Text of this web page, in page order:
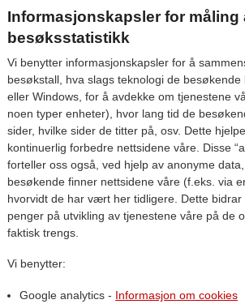
Informasjonskapsler for måling
besøksstatistikk
Vi benytter informasjonskapsler for å
besøkstall, hva slags teknologi de
eller Windows, for å avdekke om tjenestene
noen typer enheter), hvor lang tid de
sider, hvilke sider de titter på, osv. Dette
kontinuerlig forbedre nettsidene våre. Disse
forteller oss også, ved hjelp av anonyme
besøkende finner nettsidene våre (f.eks. via
hvorvidt de har vært her tidligere. Dette bidrar
penger på utvikling av tjenestene våre på de
faktisk trengs.
Vi benytter:
Google analytics - Informasjon om cookies